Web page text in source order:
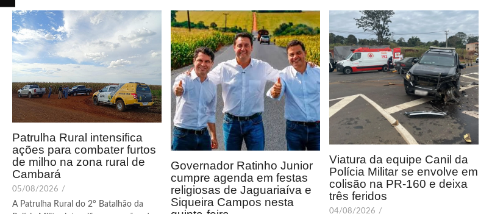
Patrulha Rural intensifica
ações para combater furtos
de milho na zona rural de
Cambará
05/08/2026 /
A Patrulha Rural do 2º Batalhão da
Governador Ratinho Junior
cumpre agenda em festas
religiosas de Jaguariaíva e
Siqueira Campos nesta
Viatura da equipe Canil da
Polícia Militar se envolve em
colisão na PR-160 e deixa
três feridos
04/08/2026 /